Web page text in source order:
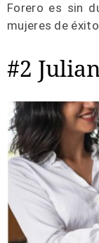
Forero es sin
mujeres de
#2